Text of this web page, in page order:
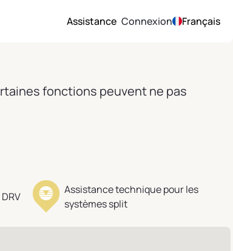
Assistance Connexion Français
fonctions peuvent ne pas
Assistance technique pour les
systèmes split